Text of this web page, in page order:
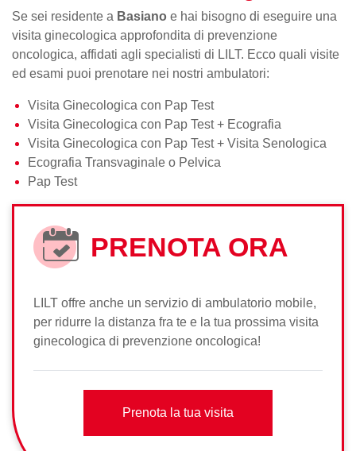
Se sei residente a Basiano e hai bisogno di eseguire una
visita ginecologica approfondita di prevenzione
oncologica, affidati agli specialisti di LILT. Ecco quali visite
ed esami puoi prenotare nei nostri ambulatori:
Visita Ginecologica con Pap Test
Visita Ginecologica con Pap Test + Ecografia
Visita Ginecologica con Pap Test + Visita Senologica
Ecografia Transvaginale o Pelvica
Pap Test
PRENOTA ORA
LILT offre anche un servizio di ambulatorio mobile,
per ridurre la distanza fra te e la tua prossima visita
ginecologica di prevenzione oncologica!
Prenota la tua visita